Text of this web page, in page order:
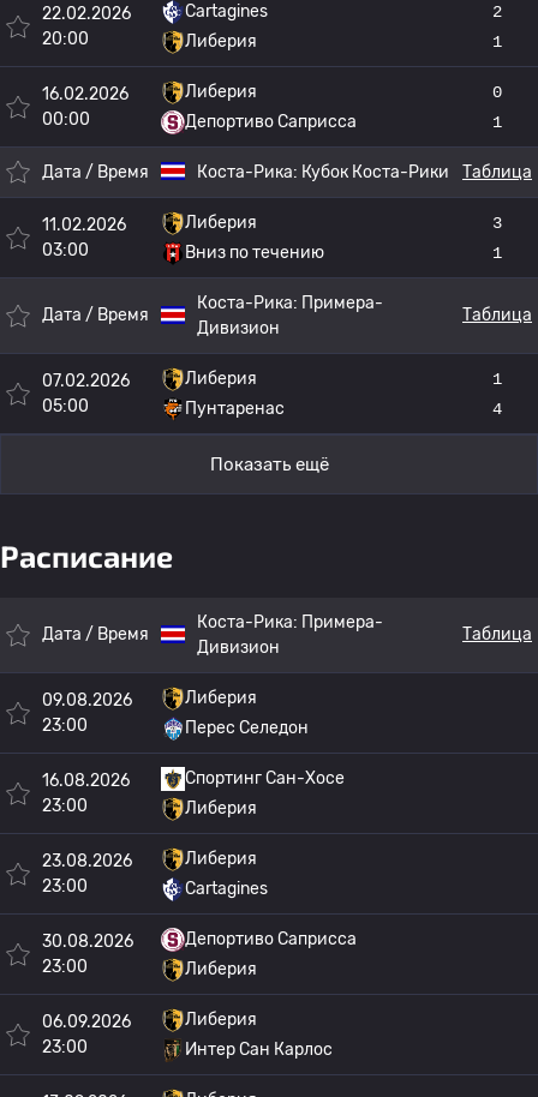
22.02.2026
20:00
Cartagines
Либерия
2
1
16.02.2026
00:00
Либерия
Депортиво Саприсса
0
1
Дата / Время Коста-Рика: Кубок Коста-Рики Таблица
11.02.2026
03:00
Либерия
Вниз по течению
3
1
Дата / Время
Коста-Рика: Примера-
Дивизион
Таблица
07.02.2026
05:00
Либерия
Пунтаренас
1
4
Показать ещё
Расписание
Дата / Время
Коста-Рика: Примера-
Дивизион
Таблица
09.08.2026
23:00
Либерия
Перес Селедон
16.08.2026
23:00
Спортинг Сан-Хосе
Либерия
23.08.2026
23:00
Либерия
Cartagines
30.08.2026
23:00
Депортиво Саприсса
Либерия
06.09.2026
23:00
Либерия
Интер Сан Карлос